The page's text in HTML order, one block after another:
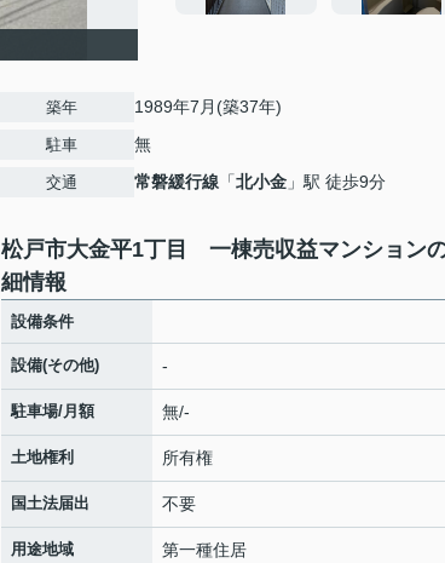
築年 1989年7月(築37年)
駐車 無
交通 常磐緩行線 「北小金 」駅 徒歩9分
松戸市大金平1丁目 一棟売収益マンション
細情報
設備条件
設備(その他) -
駐車場/月額 無/-
土地権利 所有権
国土法届出 不要
用途地域 第一種住居